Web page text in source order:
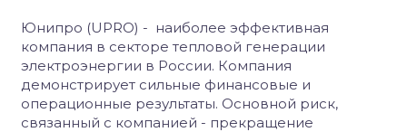
Юнипро (UPRO) - наиболее эффективная
компания в секторе тепловой генерации
электроэнергии в России. Компания
демонстрирует сильные финансовые и
операционные результаты. Основной риск,
связанный с компанией - прекращение